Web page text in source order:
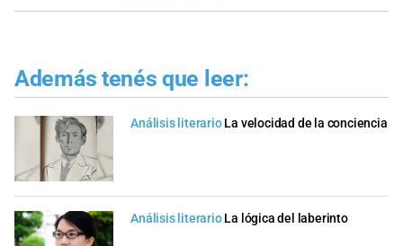
Además tenés que leer:
Análisis literario La velocidad de la conciencia
Análisis literario La lógica del laberinto